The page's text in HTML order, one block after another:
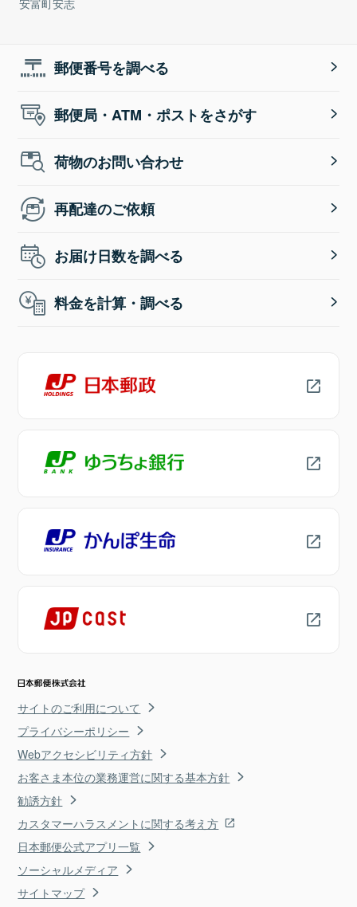
郵便番号を調べる
郵便局・ATM・ポストをさがす
荷物のお問い合わせ
再配達のご依頼
お届け日数を調べる
料金を計算・調べる
サイトのご利用について
プライバシーポリシー
Webアクセシビリティ方針
お客さま本位の業務運営に関する基本方針
勧誘方針
カスタマーハラスメントに関する考え方
日本郵便公式アプリ一覧
ソーシャルメディア
サイトマップ